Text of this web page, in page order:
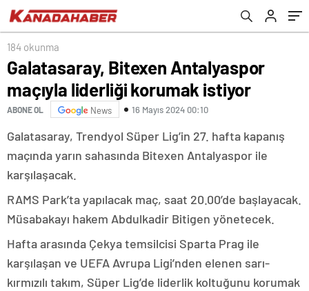
184 okunma
Galatasaray, Bitexen Antalyaspor
maçıyla liderliği korumak istiyor
ABONE OL News 16 Mayıs 2024 00:10
Galatasaray, Trendyol Süper Lig’in 27. hafta kapanış
maçında yarın sahasında Bitexen Antalyaspor ile
karşılaşacak.
RAMS Park’ta yapılacak maç, saat 20.00’de başlayacak.
Müsabakayı hakem Abdulkadir Bitigen yönetecek.
Hafta arasında Çekya temsilcisi Sparta Prag ile
karşılaşan ve UEFA Avrupa Ligi’nden elenen sarı-
kırmızılı takım, Süper Lig’de liderlik koltuğunu korumak